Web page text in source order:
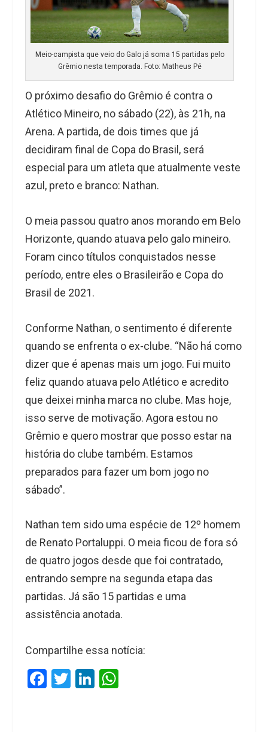
Meio-campista que veio do Galo já soma 15 partidas pelo
Grêmio nesta temporada. Foto: Matheus Pé
O próximo desafio do Grêmio é contra o
Atlético Mineiro, no sábado (22), às 21h, na
Arena. A partida, de dois times que já
decidiram final de Copa do Brasil, será
especial para um atleta que atualmente veste
azul, preto e branco: Nathan.
O meia passou quatro anos morando em Belo
Horizonte, quando atuava pelo galo mineiro.
Foram cinco títulos conquistados nesse
período, entre eles o Brasileirão e Copa do
Brasil de 2021.
Conforme Nathan, o sentimento é diferente
quando se enfrenta o ex-clube. “Não há como
dizer que é apenas mais um jogo. Fui muito
feliz quando atuava pelo Atlético e acredito
que deixei minha marca no clube. Mas hoje,
isso serve de motivação. Agora estou no
Grêmio e quero mostrar que posso estar na
história do clube também. Estamos
preparados para fazer um bom jogo no
sábado”.
Nathan tem sido uma espécie de 12º homem
de Renato Portaluppi. O meia ficou de fora só
de quatro jogos desde que foi contratado,
entrando sempre na segunda etapa das
partidas. Já são 15 partidas e uma
assistência anotada.
Compartilhe essa notícia:
F
T
Li